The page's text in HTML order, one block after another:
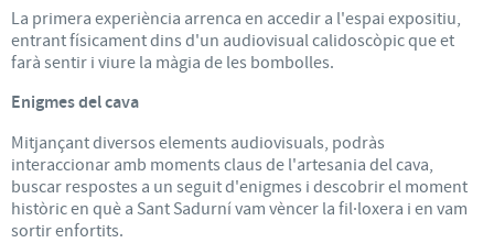
La primera experiència arrenca en accedir a l'espai expositiu,
entrant físicament dins d'un audiovisual calidoscòpic que et
farà sentir i viure la màgia de les bombolles.
Enigmes del cava
Mitjançant diversos elements audiovisuals, podràs
interaccionar amb moments claus de l'artesania del cava,
buscar respostes a un seguit d'enigmes i descobrir el moment
històric en què a Sant Sadurní vam vèncer la fil·loxera i en vam
sortir enfortits.